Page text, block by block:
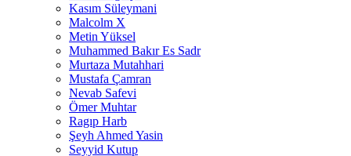
Kasım Süleymani
Malcolm X
Metin Yüksel
Muhammed Bakır Es Sadr
Murtaza Mutahhari
Mustafa Çamran
Nevab Safevi
Ömer Muhtar
Ragıp Harb
Şeyh Ahmed Yasin
Seyyid Kutup